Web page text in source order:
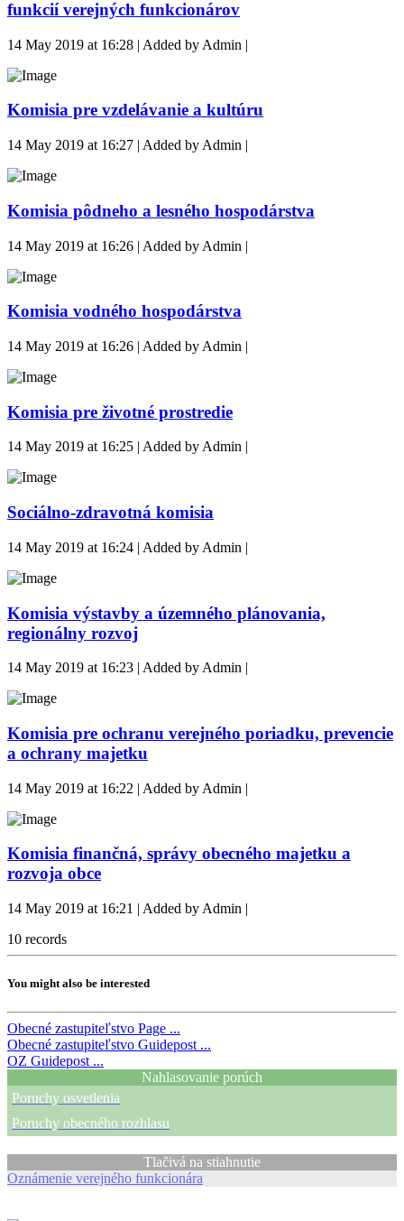
funkcií verejných funkcionárov
14 May 2019 at 16:28 | Added by Admin |
Komisia pre vzdelávanie a kultúru
14 May 2019 at 16:27 | Added by Admin |
Komisia pôdneho a lesného hospodárstva
14 May 2019 at 16:26 | Added by Admin |
Komisia vodného hospodárstva
14 May 2019 at 16:26 | Added by Admin |
Komisia pre životné prostredie
14 May 2019 at 16:25 | Added by Admin |
Sociálno-zdravotná komisia
14 May 2019 at 16:24 | Added by Admin |
Komisia výstavby a územného plánovania,
regionálny rozvoj
14 May 2019 at 16:23 | Added by Admin |
Komisia pre ochranu verejného poriadku, prevencie
a ochrany majetku
14 May 2019 at 16:22 | Added by Admin |
Komisia finančná, správy obecného majetku a
rozvoja obce
14 May 2019 at 16:21 | Added by Admin |
10 records
You might also be interested
Obecné zastupiteľstvo Page ...
Obecné zastupiteľstvo Guidepost ...
OZ Guidepost ...
Nahlasovanie porúch
Poruchy osvetlenia
Poruchy obecného rozhlasu
Tlačivá na stiahnutie
Oznámenie verejného funkcionára